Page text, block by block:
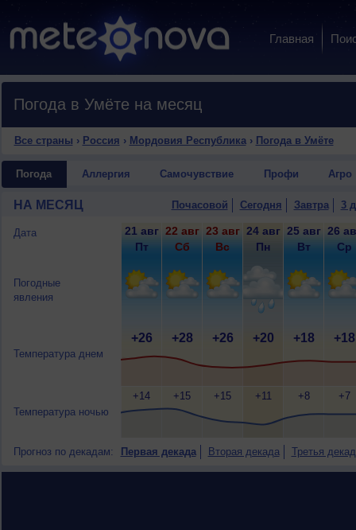
Главная
Погода в Умёте на месяц
Все страны › Россия › Мордовия Республика› Погода в Умёте
Погода Аллергия Самочувствие Профи Агро
НА МЕСЯЦ Почасовой Сегодня Завтра 3
Дата
Погодные
явления
Температура днем
Температура ночью
21 авг
Пт
+26
+14
22 авг
Сб
+28
+15
23 авг
Вс
+26
+15
24 авг
Пн
+20
+11
25 авг
Вт
+18
+8
26
Ср
+18
+7
Прогноз по декадам: Первая декада Вторая декада Третья